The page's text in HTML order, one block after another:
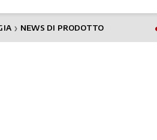
❯ NEWS DI PRODOTTO